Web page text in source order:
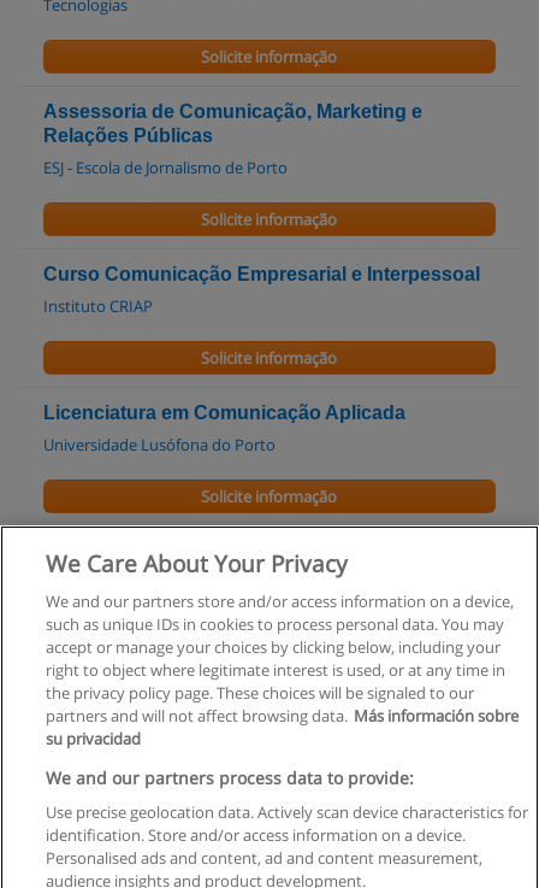
Tecnologias
Solicite informação
Assessoria de Comunicação, Marketing e
Relações Públicas
ESJ - Escola de Jornalismo de Porto
Solicite informação
Curso Comunicação Empresarial e Interpessoal
Instituto CRIAP
Solicite informação
Licenciatura em Comunicação Aplicada
Universidade Lusófona do Porto
Solicite informação
Licenciatura em Design de Comunicação
Solicite informação
Regras de uso
Privacidade de dados
Entrar em contato com Educaedu
We Care About Your Privacy
We and our partners store and/or access information on a device,
such as unique IDs in cookies to process personal data. You may
accept or manage your choices by clicking below, including your
right to object where legitimate interest is used, or at any time in
the privacy policy page. These choices will be signaled to our
partners and will not affect browsing data. Más información sobre
su privacidad
We and our partners process data to provide:
Use precise geolocation data. Actively scan device characteristics for
identification. Store and/or access information on a device.
Personalised ads and content, ad and content measurement,
audience insights and product development.